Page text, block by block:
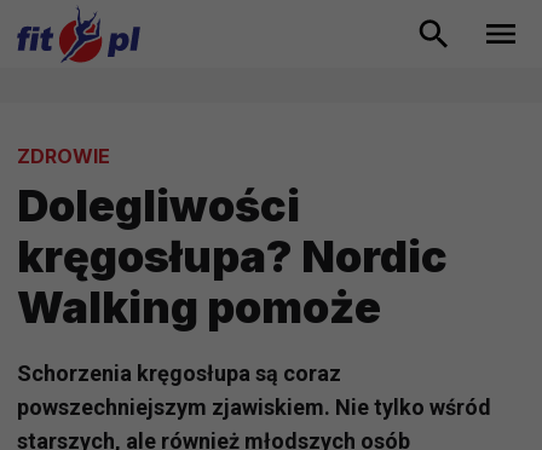
ZDROWIE
Dolegliwości
kręgosłupa? Nordic
Walking pomoże
Schorzenia kręgosłupa są coraz
powszechniejszym zjawiskiem. Nie tylko wśród
starszych, ale również młodszych osób